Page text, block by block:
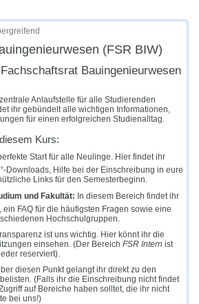
(FSR BIW)
Bauingenieurwesen
Anlaufstelle für alle Studierenden
ihr gebündelt alle wichtigen Informationen,
für einen erfolgreichen Studienalltag.
Kurs:
Start für alle Neulinge. Hier findet ihr
Downloads, Hilfe bei der Einschreibung in eure
Links für den Semesterbeginn.
und Fakultät: In diesem Bereich findet ihr
FAQ für die häufigsten Fragen sowie eine
Hochschulgruppen.
ist uns wichtig. Hier könnt ihr die
einsehen. (Der Bereich FSR Intern ist
reserviert).
diesen Punkt gelangt ihr direkt zu den
(Falls ihr die Einschreibung nicht findet
auf Bereiche haben solltet, die ihr nicht
bei uns!)